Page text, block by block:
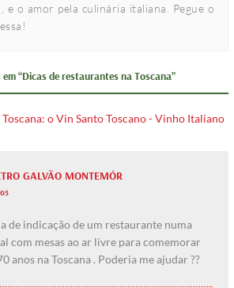
o amor pela culinária italiana. Pegue o
“Dicas de restaurantes na Toscana”
o Vin Santo Toscano - Vinho Italiano
GALVÃO MONTEMÓR
de indicação de um restaurante numa
com mesas ao ar livre para comemorar
anos na Toscana . Poderia me ajudar ??